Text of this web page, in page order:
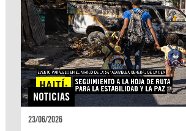
NOTICIAS
23/06/2026